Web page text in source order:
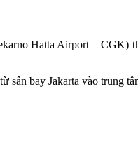
Hatta Airport –
sân bay Jakarta vào trung